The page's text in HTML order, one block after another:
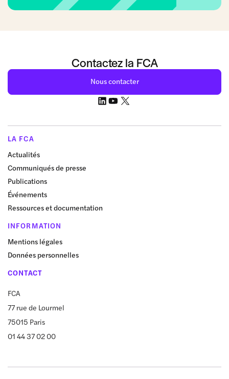
Contactez la FCA
Nous contacter
LA FCA
Actualités
Communiqués de presse
Publications
Événements
Ressources et documentation
INFORMATION
Mentions légales
Données personnelles
CONTACT
FCA
77 rue de Lourmel
75015 Paris
01 44 37 02 00